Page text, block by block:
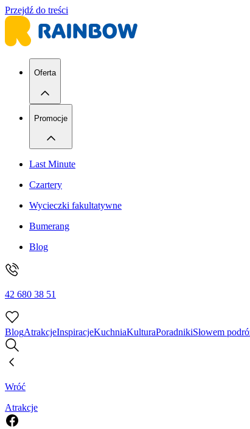
Przejdź do treści
Oferta
Promocje
Last Minute
Czartery
Wycieczki fakultatywne
Bumerang
Blog
42 680 38 51
BlogAtrakcjeInspiracjeKuchniaKulturaPoradnikiSłowem
Wróć
Atrakcje